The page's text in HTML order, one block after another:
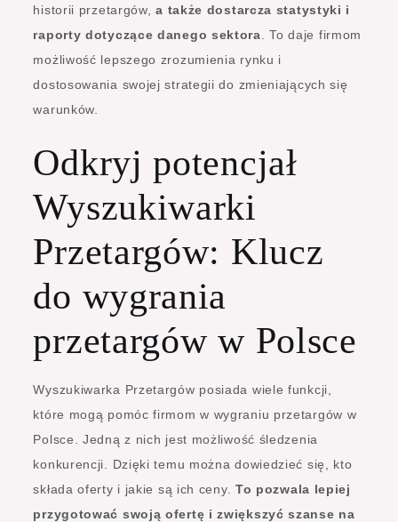
historii przetargów, a także dostarcza statystyki i
raporty dotyczące danego sektora . To daje firmom
możliwość lepszego zrozumienia rynku i
dostosowania swojej strategii do zmieniających się
warunków.
Odkryj potencjał
Wyszukiwarki
Przetargów: Klucz
do wygrania
przetargów w Polsce
Wyszukiwarka Przetargów posiada wiele funkcji,
które mogą pomóc firmom w wygraniu przetargów w
Polsce. Jedną z nich jest możliwość śledzenia
konkurencji. Dzięki temu można dowiedzieć się, kto
składa oferty i jakie są ich ceny. To pozwala lepiej
przygotować swoją ofertę i zwiększyć szanse na